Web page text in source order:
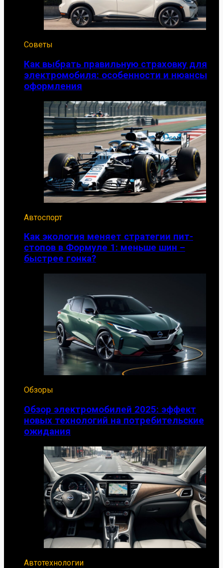
Советы
Как выбрать правильную страховку для
электромобиля: особенности и нюансы
оформления
Автоспорт
Как экология меняет стратегии пит-
стопов в Формуле 1: меньше шин –
быстрее гонка?
Обзоры
Обзор электромобилей 2025: эффект
новых технологий на потребительские
ожидания
Автотехнологии